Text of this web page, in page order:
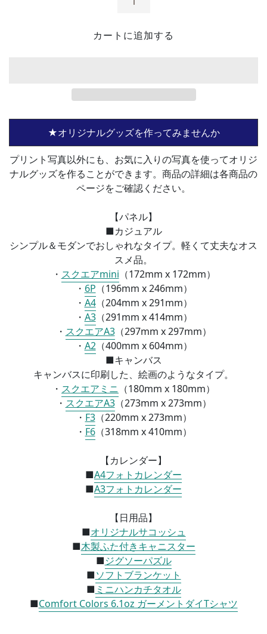
カートに追加する
★オリジナルグッズを作ってみませんか
プリント写真以外にも、お気に入りの写真を使ってオリジ
ナルグッズを作ることができます。商品の詳細は各商品の
ページをご確認ください。
【パネル】
■カジュアル
シンプル＆モダンでおしゃれなタイプ。軽くて丈夫なオス
スメ品。
・ スクエアmini （172mm x 172mm）
・ 6P （196mm x 246mm）
・ A4（204mm x 291mm）
・ A3（291mm x 414mm）
・ スクエアA3（297mm x 297mm）
・ A2（400mm x 604mm）
■キャンバス
キャンバスに印刷した、絵画のようなタイプ。
・ スクエアミニ （180mm x 180mm）
・ スクエアA3（273mm x 273mm）
・ F3（220mm x 273mm）
・ F6（318mm x 410mm）
【カレンダー】
■A4フォトカレンダー
■A3フォトカレンダー
【日用品】
■オリジナルサコッシュ
■木製ふた付きキャニスター
■ジグソーパズル
■ソフトブランケット
■ ミニハンカチタオル
■Comfort Colors 6.1oz ガーメントダイTシャツ